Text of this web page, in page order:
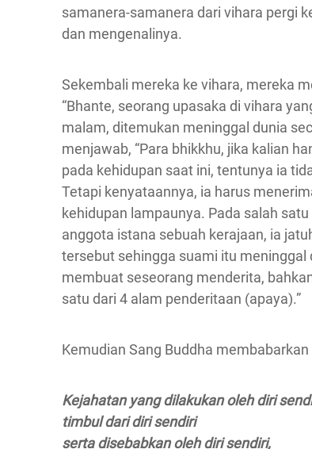
samanera-samanera dari vihara pergi
dan mengenalinya.
Sekembali mereka ke vihara, mereka
“Bhante, seorang upasaka di vihara
malam, ditemukan meninggal dunia
menjawab, “Para bhikkhu, jika kalian
pada kehidupan saat ini, tentunya ia
Tetapi kenyataannya, ia harus
kehidupan lampaunya. Pada salah
anggota istana sebuah kerajaan, ia
tersebut sehingga suami itu meninggal
membuat seseorang menderita,
satu dari 4 alam penderitaan (apaya).”
Kemudian Sang Buddha
Kejahatan yang dilakukan oleh diri
timbul dari diri sendiri
serta disebabkan oleh diri sendiri,